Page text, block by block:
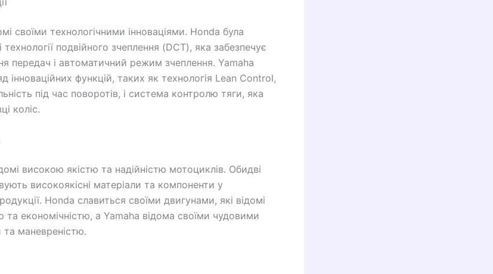
своїми технологічними інноваціями. Honda була
подвійного зчеплення (DCT), яка забезпечує
передач і автоматичний режим зчеплення. Yamaha
інноваційних функцій, таких як технологія Lean Control,
під час поворотів, і система контролю тяги, яка
коліс.
високою якістю та надійністю мотоциклів. Обидві
високоякісні матеріали та компоненти у
Honda славиться своїми двигунами, які відомі
та економічністю, а Yamaha відома своїми чудовими
маневреністю.